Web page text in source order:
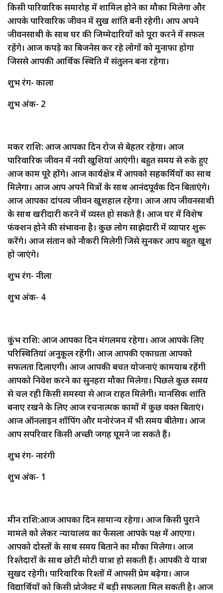
किसी पारिवारिक समारोह में शामिल होने का मौका मिलेगा और
आपके पारिवारिक जीवन में सुख शांति बनी रहेगी। आप अपने
जीवनसाथी के साथ घर की जिम्मेदारियों को पूरा करने में सफल
रहेंगे। आज कपड़े का बिजनेस कर रहे लोगों को मुनाफा होगा
जिससे आपकी आर्थिक स्थिति में संतुलन बना रहेगा।
शुभ रंग- काला
शुभ अंक- 2
मकर राशि: आज आपका दिन रोज से बेहतर रहेगा। आज
पारिवारिक जीवन में नयी खुशियां आएंगी। बहुत समय से रुके हुए
आज काम पूरे होंगे। आज कार्यक्षेत्र में आपको सहकर्मियों का साथ
मिलेगा। आज आप अपने मित्रों के साथ आनंदपूर्वक दिन बिताएंगे।
आज आपका दांपत्य जीवन खुशहाल रहेगा। आज आप जीवनसाथी
के साथ खरीदारी करने में व्यस्त हो सकते हैं। आज घर में विशेष
फंक्शन होने की संभावना है। कुछ लोग साझेदारी में व्यापार शुरू
करेंगे। आज संतान को नौकरी मिलेगी जिसे सुनकर आप बहुत खुश
हो जाएंगे।
शुभ रंग- नीला
शुभ अंक- 4
कुंभ राशि: आज आपका दिन मंगलमय रहेगा। आज आपके लिए
परिस्थितियां अनुकूल रहेंगी। आज आपकी एकाग्रता आपको
सफलता दिलाएगी। आज आपकी बचत योजनाएं कामयाब रहेंगी
आपको निवेश करने का सुनहरा मौका मिलेगा। पिछले कुछ समय
से चल रही किसी समस्या से आज राहत मिलेगी। मानसिक शांति
बनाए रखने के लिए आज रचनात्मक कामों में कुछ वक्त बिताएं।
आज ऑनलाइन शॉपिंग और मनोरंजन में भी समय बीतेगा। आज
आप सपरिवार किसी अच्छी जगह घूमने जा सकते हैं।
शुभ रंग- नारंगी
शुभ अंक- 1
मीन राशि:आज आपका दिन सामान्य रहेगा। आज किसी पुराने
मामले को लेकर न्यायालय का फैसला आपके पक्ष में आएगा।
आपको दोस्तों के साथ समय बिताने का मौका मिलेगा। आज
रिश्तेदारों के साथ छोटी मोटी यात्रा हो सकती हैं। आपकी ये यात्रा
सुखद रहेगी। पारिवारिक रिश्तों में आपसी प्रेम बढ़ेगा। आज
विद्यार्थियों को किसी प्रोजेक्ट में बड़ी सफलता मिल सकती है। आज